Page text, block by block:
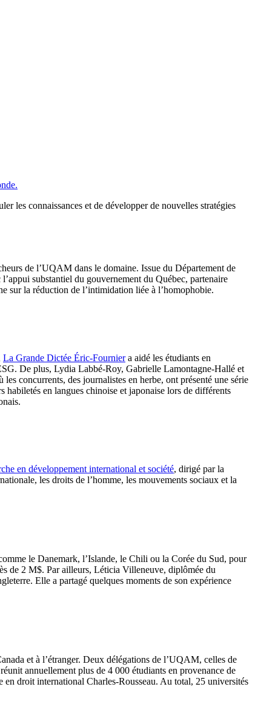
les connaissances et de développer de nouvelles stratégies
de l’UQAM dans le domaine. Issue du Département de
substantiel du gouvernement du Québec, partenaire
sur la réduction de l’intimidation liée à l’homophobie.
La Grande Dictée Éric-Fourniera aidé les étudiants en
De plus, Lydia Labbé-Roy, Gabrielle Lamontagne-Hallé et
concurrents, des journalistes en herbe, ont présenté une série
en langues chinoise et japonaise lors de différents
en développement international et société, dirigé par la
les droits de l’homme, les mouvements sociaux et la
le Danemark, l’Islande, le Chili ou la Corée du Sud, pour
de 2 M$. Par ailleurs, Léticia Villeneuve, diplômée du
Elle a partagé quelques moments de son expérience
et à l’étranger. Deux délégations de l’UQAM, celles de
annuellement plus de 4 000 étudiants en provenance de
droit international Charles-Rousseau. Au total, 25 universités